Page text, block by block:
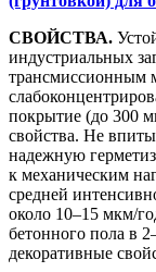
СВОЙСТВА.
индустриальных
трансмиссионным
покрытие (до 300
свойства. Не
надежную
к механическим
средней
около 10–15 мкм/
бетонного пола в
декоративные